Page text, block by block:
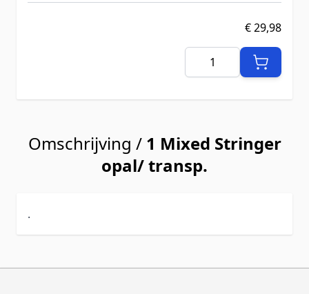
€ 29,98
Aantal
Omschrijving / 1 Mixed Stringer
opal/ transp.
.